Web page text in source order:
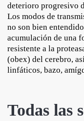
deterioro progresivo
Los modos de
no son bien
acumulación de una
resistente a la
(obex) del cerebro,
linfáticos, bazo,
Todas las